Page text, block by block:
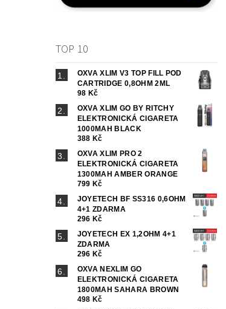
TOP 10
OXVA XLIM V3 TOP FILL POD
CARTRIDGE 0,8OHM 2ML
98 Kč
OXVA XLIM GO BY RITCHY
ELEKTRONICKÁ CIGARETA
1000MAH BLACK
388 Kč
OXVA XLIM PRO 2
ELEKTRONICKÁ CIGARETA
1300MAH AMBER ORANGE
799 Kč
JOYETECH BF SS316 0,6OHM
4+1 ZDARMA
296 Kč
JOYETECH EX 1,2OHM 4+1
ZDARMA
296 Kč
OXVA NEXLIM GO
ELEKTRONICKÁ CIGARETA
1800MAH SAHARA BROWN
498 Kč